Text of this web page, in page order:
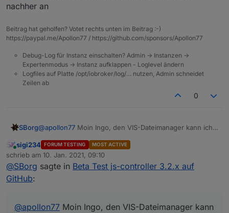
nachher an
Beitrag hat geholfen? Votet rechts unten im Beitrag :-)
https://paypal.me/Apollon77 / https://github.com/sponsors/Apollon77
Debug-Log für Instanz einschalten? Admin -> Instanzen ->
Expertenmodus -> Instanz aufklappen - Loglevel ändern
Logfiles auf Platte /opt/iobroker/log/… nutzen, Admin schneidet
Zeilen ab
0
SBorg@apollon77 Moin Ingo, den VIS-Dateimanager kann ich
den /vis.0/ - Ordner jedes mal einen neuen Slash mit an
;)
Online
sigi234 FORUM TESTING MOST ACTIVE
schrieb am 10. Jan. 2021, 09:10
zuletzt editiert von
@SBorg sagte in Beta Test js-controller 3.2.x auf
GitHub:
@apollon77 Moin Ingo, den VIS-Dateimanager kann